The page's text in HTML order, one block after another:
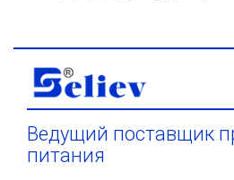
Ведущий поставщик
питания